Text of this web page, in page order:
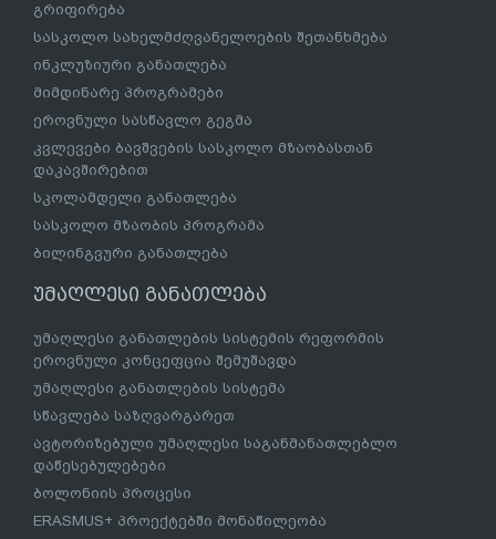
გრიფირება
სასკოლო სახელმძღვანელოების შეთანხმება
ინკლუზიური განათლება
მიმდინარე პროგრამები
ეროვნული სასწავლო გეგმა
კვლევები ბავშვების სასკოლო მზაობასთან
დაკავშირებით
სკოლამდელი განათლება
სასკოლო მზაობის პროგრამა
ბილინგვური განათლება
უმაღლესი განათლება
უმაღლესი განათლების სისტემის რეფორმის
ეროვნული კონცეფცია შემუშავდა
უმაღლესი განათლების სისტემა
სწავლება საზღვარგარეთ
ავტორიზებული უმაღლესი საგანმანათლებლო
დაწესებულებები
ბოლონიის პროცესი
ERASMUS+ პროექტებში მონაწილეობა